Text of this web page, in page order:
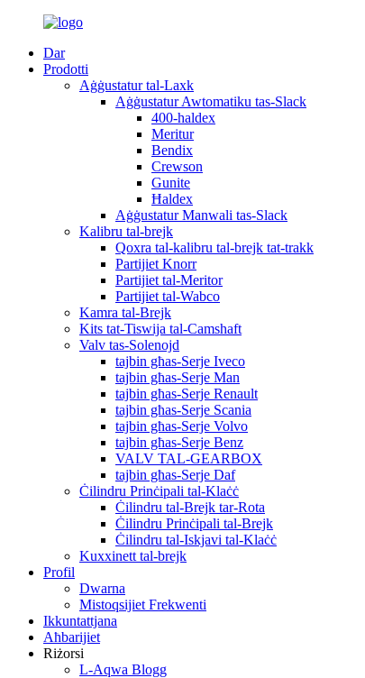
Dar
Prodotti
Aġġustatur tal-Laxk
Aġġustatur Awtomatiku tas-Slack
400-haldex
Meritur
Bendix
Crewson
Gunite
Ħaldex
Aġġustatur Manwali tas-Slack
Kalibru tal-brejk
Qoxra tal-kalibru tal-brejk tat-trakk
Partijiet Knorr
Partijiet tal-Meritor
Partijiet tal-Wabco
Kamra tal-Brejk
Kits tat-Tiswija tal-Camshaft
Valv tas-Solenojd
tajbin għas-Serje Iveco
tajbin għas-Serje Man
tajbin għas-Serje Renault
tajbin għas-Serje Scania
tajbin għas-Serje Volvo
tajbin għas-Serje Benz
VALV TAL-GEARBOX
tajbin għas-Serje Daf
Ċilindru Prinċipali tal-Klaċċ
Ċilindru tal-Brejk tar-Rota
Ċilindru Prinċipali tal-Brejk
Ċilindru tal-Iskjavi tal-Klaċċ
Kuxxinett tal-brejk
Profil
Dwarna
Mistoqsijiet Frekwenti
Ikkuntattjana
Aħbarijiet
Riżorsi
L-Aqwa Blogg